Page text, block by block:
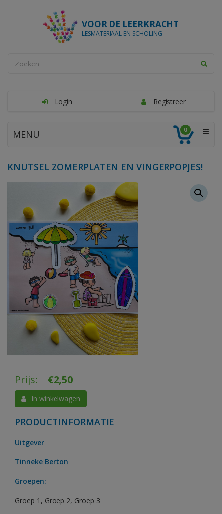
VOOR DE LEERKRACHT
LESMATERIAAL EN SCHOLING
Login Registreer
MENU 0
KNUTSEL ZOMERPLATEN EN VINGERPOPJES!
Prijs: €2,50
In winkelwagen
PRODUCTINFORMATIE
Uitgever
Tinneke Berton
Groepen:
Groep 1 , Groep 2, Groep 3